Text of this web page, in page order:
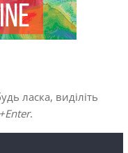
ласка, виділіть
.